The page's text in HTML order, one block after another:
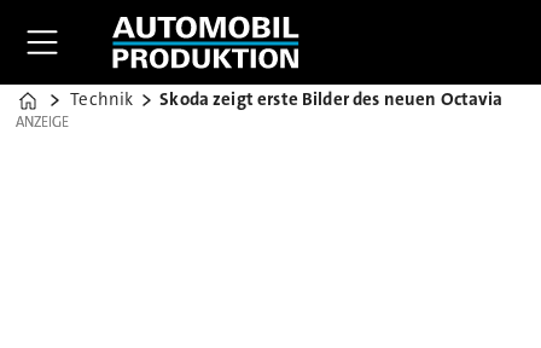
Home
Technik Skoda zeigt erste Bilder des neuen Octavia
ANZEIGE
ANZEIGE